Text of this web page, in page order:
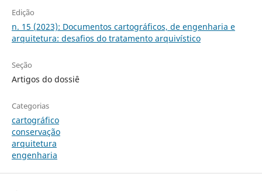
Edição
n. 15 (2023): Documentos cartográficos, de engenharia e
arquitetura: desafios do tratamento arquivístico
Seção
Artigos do dossiê
Categorias
cartográfico
conservação
arquitetura
engenharia